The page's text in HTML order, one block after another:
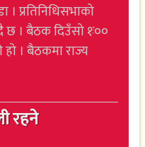
। प्रतिनिधिसभाको
। बैठक दिउँसो १ः००
। बैठकमा राज्य
रहने